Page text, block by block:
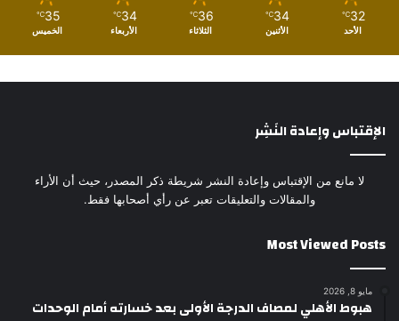
32
℃
الأحد
34
℃
الأثنين
36
℃
الثلاثاء
34
℃
الأربعاء
35
℃
الخميس
الإقتباس وإعادة النَشِر
لا مانع من الإقتباس وإعادة النشر شريطة ذكر المصدر، حيث أن الأراء
والمقالات والتعليقات تعبر عن رأي أصحابها فقط.
Most Viewed Posts
مايو 8, 2026
هبوط الأهلي لمصاف الدرجة الأولى بعد خسارته أمام الوحدات